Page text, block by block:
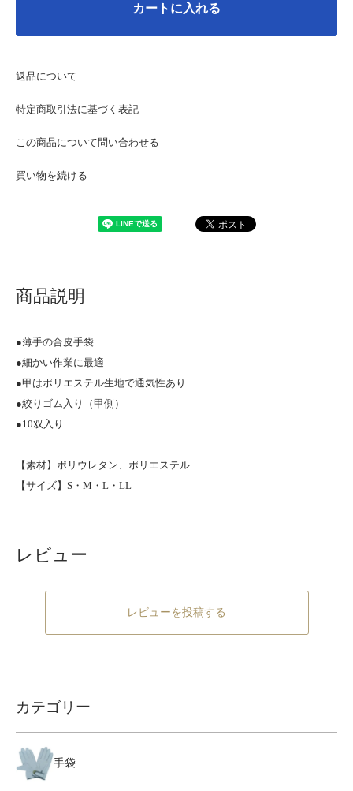
カートに入れる
返品について
特定商取引法に基づく表記
この商品について問い合わせる
買い物を続ける
商品説明
●薄手の合皮手袋
●細かい作業に最適
●甲はポリエステル生地で通気性あり
●絞りゴム入り（甲側）
●10双入り
【素材】ポリウレタン、ポリエステル
【サイズ】S・M・L・LL
レビュー
レビューを投稿する
カテゴリー
手袋